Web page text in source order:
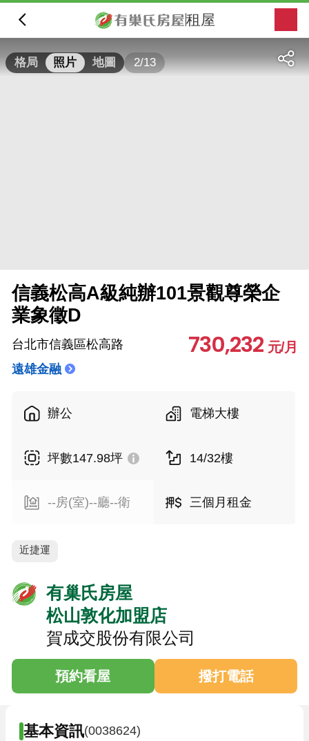
租屋
格局 照片 地圖 2/13
信義松高A級純辦101景觀尊榮企
業象徵D
台北市信義區松高路
遠雄金融
730,232元/月
辦公 電梯大樓
坪數147.98坪 14/32樓
--房(室)--廳--衛 三個月租金
近捷運
有巢氏房屋
松山敦化加盟店
賀成交股份有限公司
預約看屋 撥打電話
基本資訊(0038624)